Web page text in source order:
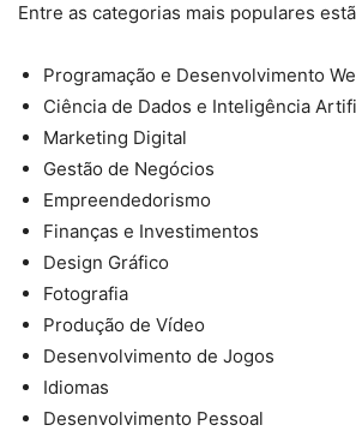
Entre as categorias mais populares
Programação e Desenvolvimento
Ciência de Dados e Inteligência
Marketing Digital
Gestão de Negócios
Empreendedorismo
Finanças e Investimentos
Design Gráfico
Fotografia
Produção de Vídeo
Desenvolvimento de Jogos
Idiomas
Desenvolvimento Pessoal